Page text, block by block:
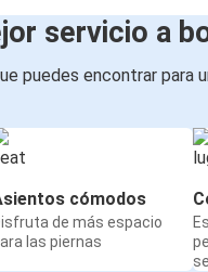
servicio a
puedes encontrar para
cómodos
de más espacio
las piernas